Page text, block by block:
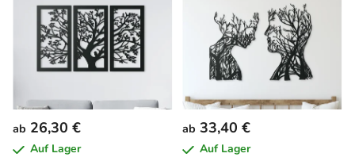
ab 26,30 €
Auf Lager
ab 33,40 €
Auf Lager